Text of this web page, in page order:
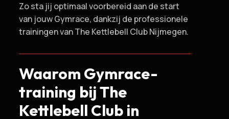
Zo sta jij optimaal voorbereid aan de start
van jouw Gymrace, dankzij de professionele
trainingen van The Kettlebell Club Nijmegen.
Waarom Gymrace-
training bij The
Kettlebell Club in